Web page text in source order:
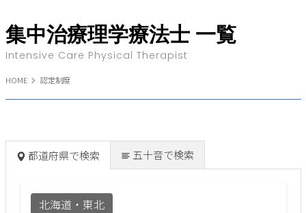
HOME 認定制度
集中治療理学療法士 一覧
Intensive Care Physical Therapist
都道府県で検索 五十音で検索
北海道・東北